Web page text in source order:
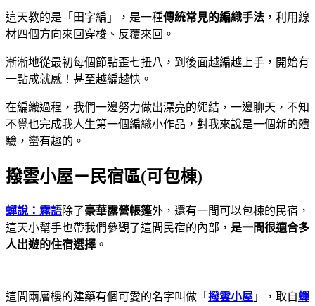
這天教的是「田字編」，是一種傳統常見的編織手法 ，利用線
材四個方向來回穿梭、反覆來回。
漸漸地從最初每個節點歪七扭八，到後面越編越上手，開始有
一點成就感！甚至越編越快。
在編織過程，我們一邊努力做出漂亮的繩結，一邊聊天，不知
不覺也完成我人生第一個編織小作品，對我來說是一個新的體
驗，蠻有趣的。
撥雲小屋－民宿區(可包棟)
蟬說：霧語除了豪華露營帳篷外，還有一間可以包棟的民宿，
這天小幫手也帶我們參觀了這間民宿的內部， 是一間很適合多
人出遊的住宿選擇 。
這間兩層樓的建築有個可愛的名字叫做「 撥雲小屋 」，取自蟬